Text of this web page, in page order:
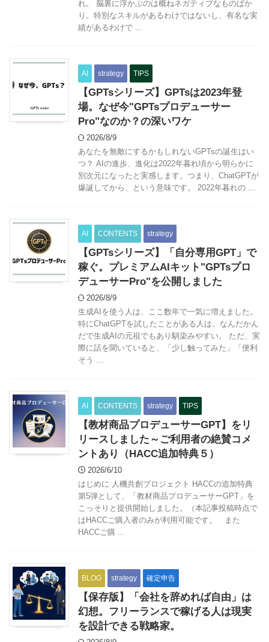
れ。 脳裏に浮かぶのは概ねネガティブなものばか
り。特別なスキルがあるわけではないし、有名な実
績があるわけで ...
AI strategy TIPS
【GPTsシリーズ】GPTsは2023年登
場。なぜ今"GPTsプロデューサー
Pro"なのか？の深いワケ
2026/8/9
あなたを無敵にするかもしれないGPTsの誕生はい
つ？ AIの進歩、進化は2022年暮れ頃から明らかに
別次元になったと実感します。つまり、ChatGPTが
爆誕してから、という意味です。 2022年暮れの ...
AI CONTENTS strategy
【GPTsシリーズ】「自分専用GPT」で
稼ぐ。プレミアムAIキット"GPTsプロ
デューサーPro"を公開しました
2026/8/9
生成AIを使う人は、ここ数年で一気に増えました。
特にChatGPTを試したことがある人は、なんだかん
だで生成AIの元祖でもあり馴染みやすい。 ただ、実
際に話を聞いていると、「少し触ってみた」「便利
そう ...
AI CONTENTS strategy TIPS
【教材商品プロデューサーGPT】をリ
リースしました～ご利用者の絶賛コメ
ントあり（HACC追加特典５）
2026/6/10
はじめに 人機共創プロジェクト HACCの追加特典
第5弾として、「教材商品プロデューサーGPT」を
こっそりと提供開始しました。（本記事投稿時点で
はHACCご購入者のみが利用可能です。 また
HACCご購 ...
BLOG strategy 確定申告
【保存版】「会社を辞めれば自由」は
幻想。フリーランスで稼げる人は現実
を設計できる戦略家。